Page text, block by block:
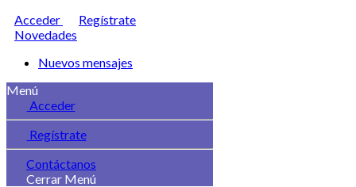
Acceder
Regístrate
Novedades
Nuevos mensajes
Menú
Acceder
Regístrate
Contáctanos
Cerrar Menú